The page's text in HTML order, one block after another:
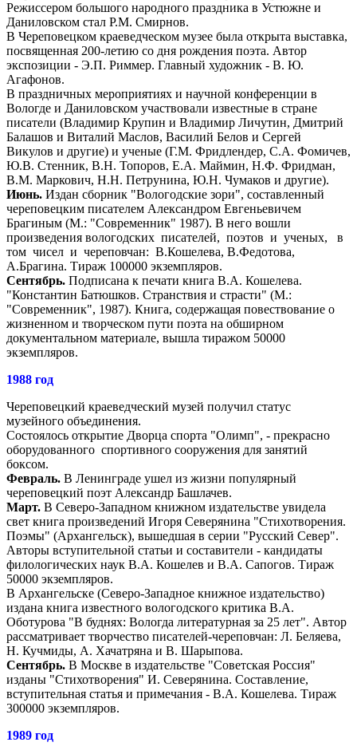
Режиссером большого народного праздника в Устюжне и
Даниловском стал Р.М. Смирнов.
В Череповецком краеведческом музее была открыта выставка,
посвященная 200-летию со дня рождения поэта. Автор
экспозиции - Э.П. Риммер. Главный художник - В. Ю.
Агафонов.
В праздничных мероприятиях и научной конференции в
Вологде и Даниловском участвовали известные в стране
писатели (Владимир Крупин и Владимир Личутин, Дмитрий
Балашов и Виталий Маслов, Василий Белов и Сергей
Викулов и другие) и ученые (Г.М. Фридлендер, С.А. Фомичев,
Ю.В. Стенник, В.Н. Топоров, Е.А. Маймин, Н.Ф. Фридман,
В.М. Маркович, Н.Н. Петрунина, Ю.Н. Чумаков и другие).
Июнь. Издан сборник "Вологодские зори", составленный
череповецким писателем Александром Евгеньевичем
Брагиным (М.: "Современник" 1987). В него вошли
произведения вологодских писателей, поэтов и ученых, в
том чисел и череповчан: В.Кошелева, В.Федотова,
А.Брагина. Тираж 100000 экземпляров.
Сентябрь. Подписана к печати книга В.А. Кошелева.
"Константин Батюшков. Странствия и страсти" (М.:
"Современник", 1987). Книга, содержащая повествование о
жизненном и творческом пути поэта на обширном
документальном материале, вышла тиражом 50000
экземпляров.
1988 год
Череповецкий краеведческий музей получил статус
музейного объединения.
Состоялось открытие Дворца спорта "Олимп", - прекрасно
оборудованного спортивного сооружения для занятий
боксом.
Февраль. В Ленинграде ушел из жизни популярный
череповецкий поэт Александр Башлачев.
Март. В Северо-Западном книжном издательстве увидела
свет книга произведений Игоря Северянина "Стихотворения.
Поэмы" (Архангельск), вышедшая в серии "Русский Север".
Авторы вступительной статьи и составители - кандидаты
филологических наук В.А. Кошелев и В.А. Сапогов. Тираж
50000 экземпляров.
В Архангельске (Северо-Западное книжное издательство)
издана книга известного вологодского критика В.А.
Оботурова "В буднях: Вологда литературная за 25 лет". Автор
рассматривает творчество писателей-череповчан: Л. Беляева,
Н. Кучмиды, А. Хачатряна и В. Шарыпова.
Сентябрь. В Москве в издательстве "Советская Россия"
изданы "Стихотворения" И. Северянина. Составление,
вступительная статья и примечания - В.А. Кошелева. Тираж
300000 экземпляров.
1989 год